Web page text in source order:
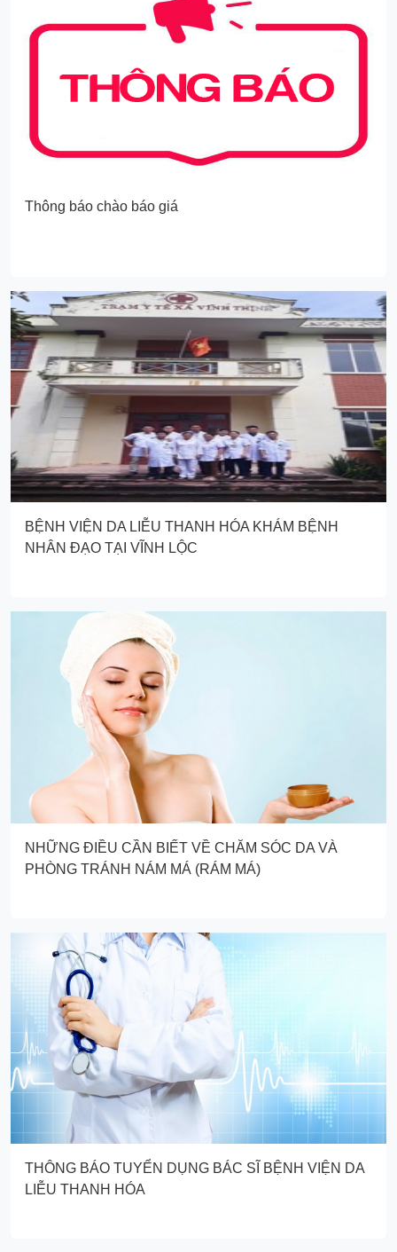
Thông báo chào báo giá
BỆNH VIỆN DA LIỄU THANH HÓA KHÁM BỆNH
NHÂN ĐẠO TẠI VĨNH LỘC
NHỮNG ĐIỀU CẦN BIẾT VỀ CHĂM SÓC DA VÀ
PHÒNG TRÁNH NÁM MÁ (RÁM MÁ)
THÔNG BÁO TUYỂN DỤNG BÁC SĨ BỆNH VIỆN DA
LIỄU THANH HÓA